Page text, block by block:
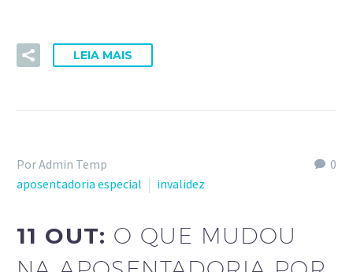
LEIA MAIS
0
Por Admin Temp
aposentadoria especial
invalidez
11 OUT: O QUE MUDOU